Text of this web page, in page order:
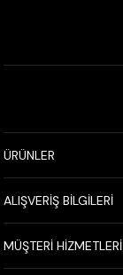
ÜRÜNLER
ALIŞVERİŞ BİLGİLERİ
MÜŞTERİ HİZMETLERİ